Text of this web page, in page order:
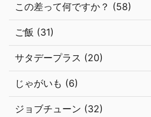
この差って何ですか？ (58)
ご飯 (31)
サタデープラス (20)
じゃがいも (6)
ジョブチューン (32)